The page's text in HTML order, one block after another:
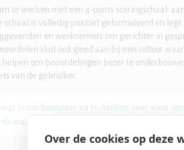
Over de cookies op deze
te werken met een 4-punts scoringschaal:
schaal is volledig positief geformuleerd en
en werknemers om gerichter in
sluit ook goed aan bij een cultuur
om beoordelingen beter te
van de gebruiker.
je om bewuster na te denken over waar
waardevoller maken.”